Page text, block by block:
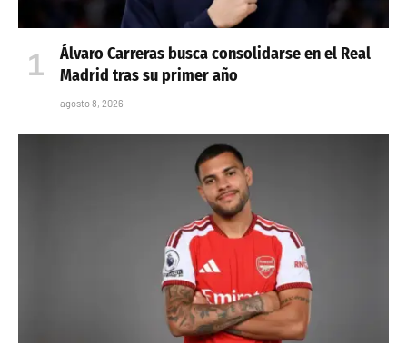
Álvaro Carreras busca consolidarse en el Real
Madrid tras su primer año
agosto 8, 2026